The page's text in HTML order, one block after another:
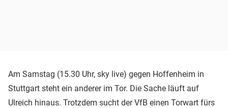
Am Samstag (15.30 Uhr, sky live) gegen Hoffenheim in
Stuttgart steht ein anderer im Tor. Die Sache läuft auf
Ulreich hinaus. Trotzdem sucht der VfB einen Torwart fürs